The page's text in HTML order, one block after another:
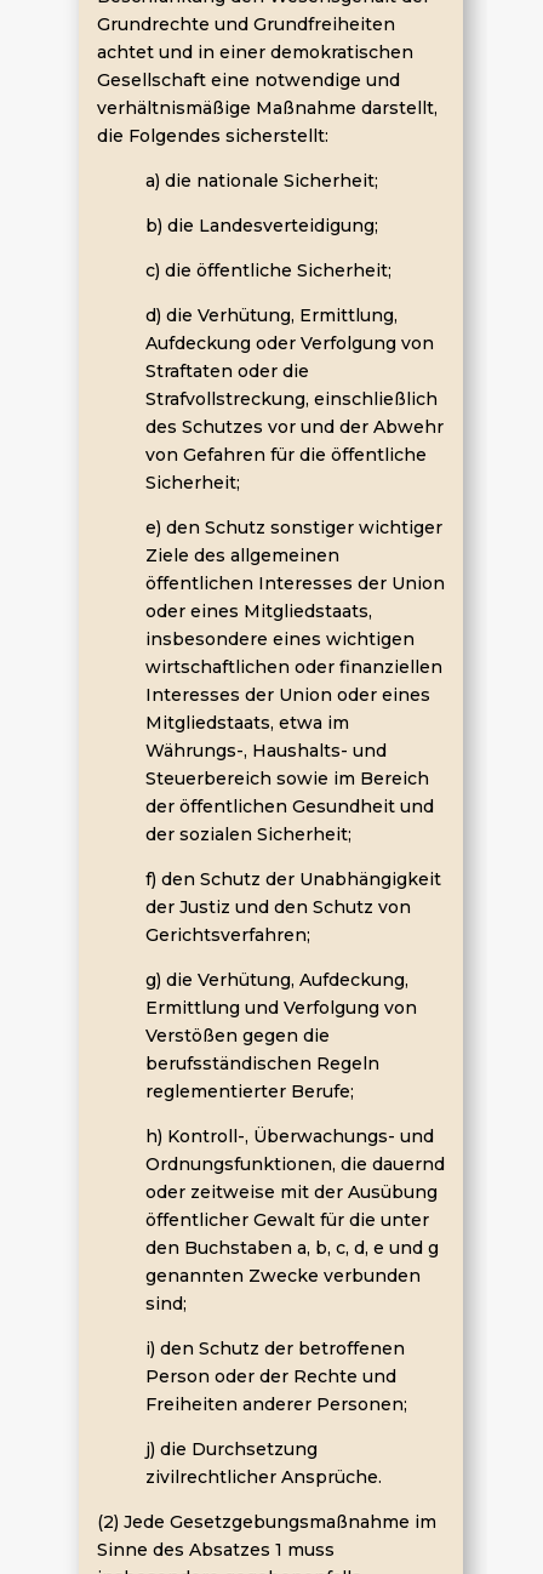
Grundrechte und Grundfreiheiten
achtet und in einer demokratischen
Gesellschaft eine notwendige und
verhältnismäßige Maßnahme darstellt,
die Folgendes sicherstellt:
a) die nationale Sicherheit;
b) die Landesverteidigung;
c) die öffentliche Sicherheit;
d) die Verhütung, Ermittlung,
Aufdeckung oder Verfolgung von
Straftaten oder die
Strafvollstreckung, einschließlich
des Schutzes vor und der Abwehr
von Gefahren für die öffentliche
Sicherheit;
e) den Schutz sonstiger wichtiger
Ziele des allgemeinen
öffentlichen Interesses der Union
oder eines Mitgliedstaats,
insbesondere eines wichtigen
wirtschaftlichen oder finanziellen
Interesses der Union oder eines
Mitgliedstaats, etwa im
Währungs-, Haushalts- und
Steuerbereich sowie im Bereich
der öffentlichen Gesundheit und
der sozialen Sicherheit;
f) den Schutz der Unabhängigkeit
der Justiz und den Schutz von
Gerichtsverfahren;
g) die Verhütung, Aufdeckung,
Ermittlung und Verfolgung von
Verstößen gegen die
berufsständischen Regeln
reglementierter Berufe;
h) Kontroll-, Überwachungs- und
Ordnungsfunktionen, die dauernd
oder zeitweise mit der Ausübung
öffentlicher Gewalt für die unter
den Buchstaben a, b, c, d, e und g
genannten Zwecke verbunden
sind;
i) den Schutz der betroffenen
Person oder der Rechte und
Freiheiten anderer Personen;
j) die Durchsetzung
zivilrechtlicher Ansprüche.
(2) Jede Gesetzgebungsmaßnahme im
Sinne des Absatzes 1 muss